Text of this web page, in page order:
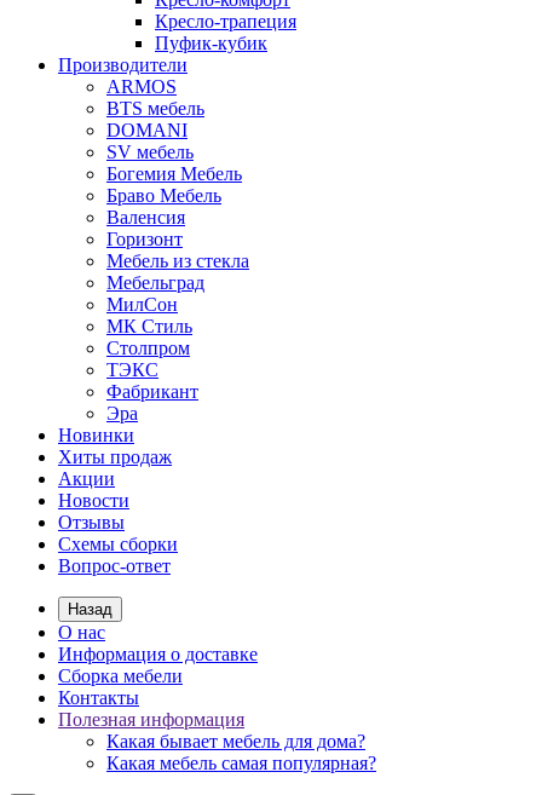
Кресло-трапеция
Пуфик-кубик
Производители
ARMOS
BTS мебель
DOMANI
SV мебель
Богемия Мебель
Браво Мебель
Валенсия
Горизонт
Мебель из стекла
Мебельград
МилСон
МК Стиль
Столпром
ТЭКС
Фабрикант
Эра
Новинки
Хиты продаж
Акции
Новости
Отзывы
Схемы сборки
Вопрос-ответ
Назад
О нас
Информация о доставке
Сборка мебели
Контакты
Полезная информация
Какая бывает мебель для дома?
Какая мебель самая популярная?